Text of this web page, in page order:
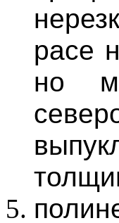
расе
но